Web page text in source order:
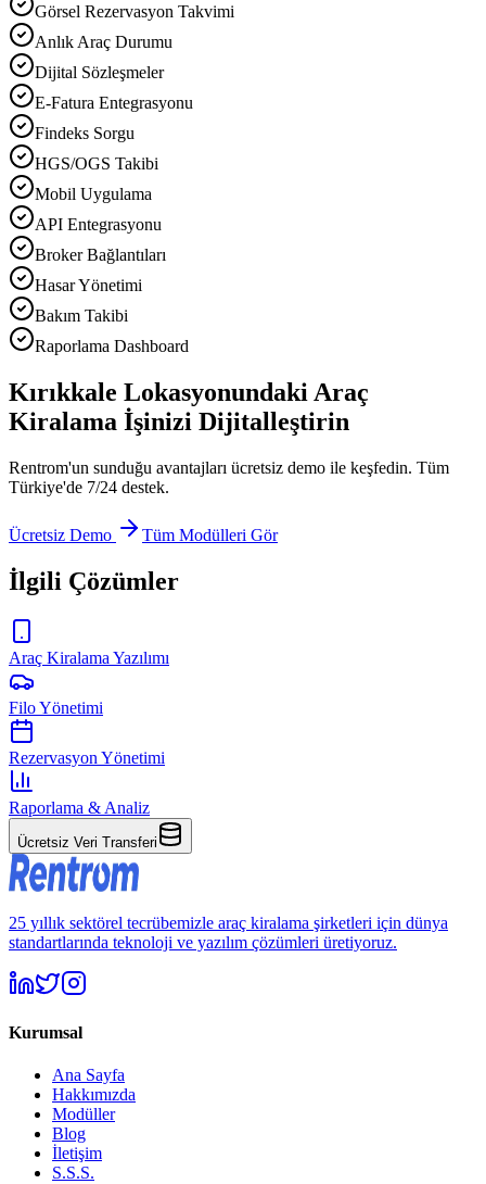
Görsel Rezervasyon Takvimi
Anlık Araç Durumu
Dijital Sözleşmeler
E-Fatura Entegrasyonu
Findeks Sorgu
HGS/OGS Takibi
Mobil Uygulama
API Entegrasyonu
Broker Bağlantıları
Hasar Yönetimi
Bakım Takibi
Raporlama Dashboard
Kırıkkale Lokasyonundaki Araç
Kiralama İşinizi Dijitalleştirin
Rentrom'un sunduğu avantajları ücretsiz demo ile keşfedin. Tüm
Türkiye'de 7/24 destek.
Ücretsiz Demo Tüm Modülleri Gör
İlgili Çözümler
Araç Kiralama Yazılımı
Filo Yönetimi
Rezervasyon Yönetimi
Raporlama & Analiz
Ücretsiz Veri Transferi
25 yıllık sektörel tecrübemizle araç kiralama şirketleri için dünya
standartlarında teknoloji ve yazılım çözümleri üretiyoruz.
Kurumsal
Ana Sayfa
Hakkımızda
Modüller
Blog
İletişim
S.S.S.